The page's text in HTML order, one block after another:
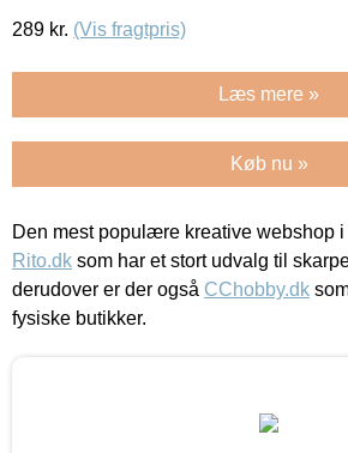
289 kr. (Vis fragtpris)
Læs mere »
Køb nu »
Den mest populære kreative webshop
Rito.dk som har et stort udvalg til
derudover er der også CChobby.dk
fysiske butikker.